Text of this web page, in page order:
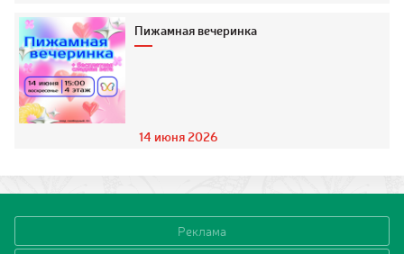
Пижамная вечеринка
14 июня 2026
Реклама